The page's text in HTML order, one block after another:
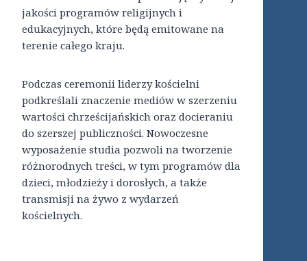
jakości programów religijnych i
edukacyjnych, które będą emitowane na
terenie całego kraju.
Podczas ceremonii liderzy kościelni
podkreślali znaczenie mediów w szerzeniu
wartości chrześcijańskich oraz docieraniu
do szerszej publiczności. Nowoczesne
wyposażenie studia pozwoli na tworzenie
różnorodnych treści, w tym programów dla
dzieci, młodzieży i dorosłych, a także
transmisji na żywo z wydarzeń
kościelnych.